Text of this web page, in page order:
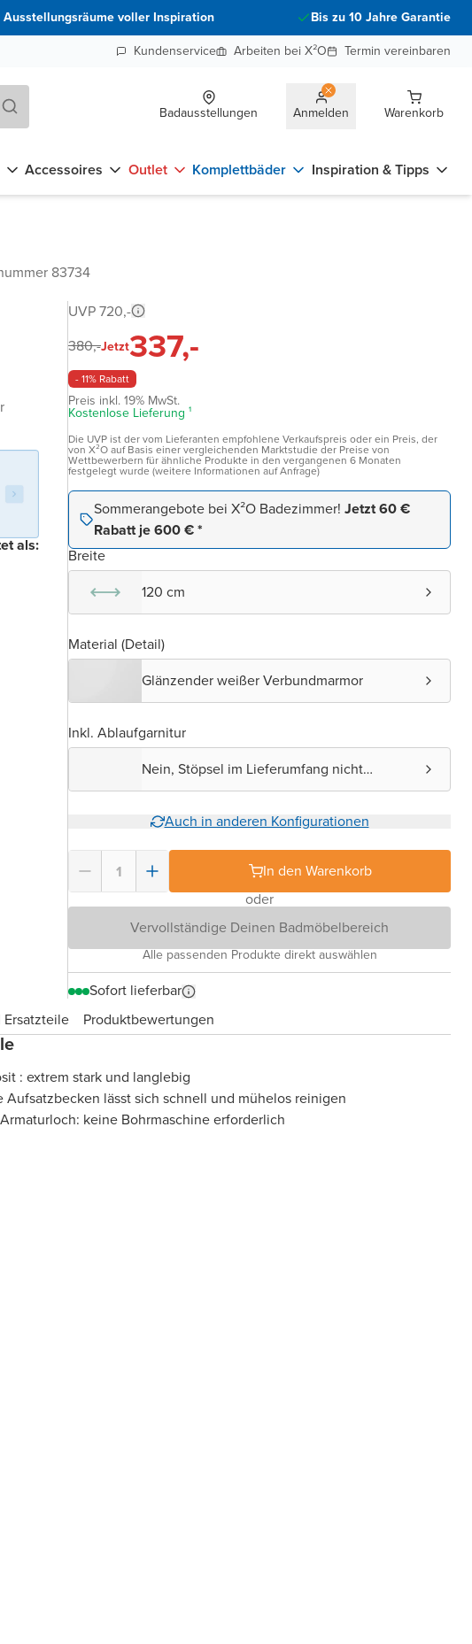
Ausstellungsräume voller Inspiration
Bis zu 10 Jahre Garantie
Kundenservice
Arbeiten bei X²O Termin vereinbaren
Badausstellungen Anmelden Warenkorb
Accessoires Outlet Komplettbäder Inspiration & Tipps
83734
als:
UVP 720,-
380,-Jetzt337,-
- 11% Rabatt
Preis inkl. 19% MwSt.
Kostenlose Lieferung ¹
Die UVP ist der vom Lieferanten empfohlene Verkaufspreis oder ein Preis, der
von X²O auf Basis einer vergleichenden Marktstudie der Preise von
Wettbewerbern für ähnliche Produkte in den vergangenen 6 Monaten
festgelegt wurde (weitere Informationen auf Anfrage)
Sommerangebote bei X²O Badezimmer! Jetzt 60 €
Rabatt je 600 € *
Breite
120 cm
Material (Detail)
Glänzender weißer Verbundmarmor
Inkl. Ablaufgarnitur
Nein, Stöpsel im Lieferumfang nicht
enthalten.
Auch in anderen Konfigurationen
In den Warenkorb
oder
Vervollständige Deinen Badmöbelbereich
Alle passenden Produkte direkt auswählen
Sofort lieferbar
Produktbewertungen
: extrem stark und langlebig
Aufsatzbecken lässt sich schnell und mühelos reinigen
keine Bohrmaschine erforderlich